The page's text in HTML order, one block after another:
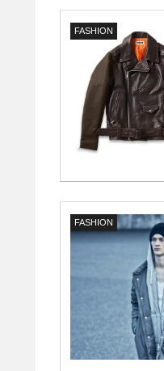
FASHION
FASHION